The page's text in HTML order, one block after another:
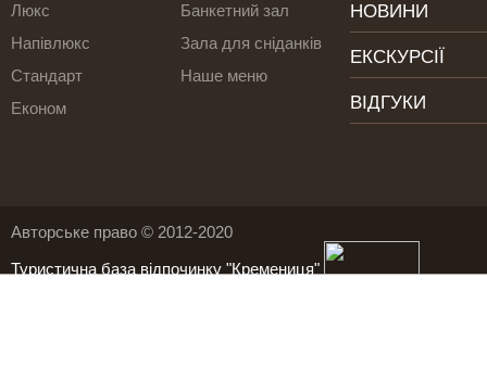
Люкс
Напівлюкс
Стандарт
Економ
Банкетний зал
Зала для сніданків
Наше меню
НОВИНИ
ЕКСКУРСІЇ
ВІДГУКИ
Авторське право © 2012-2020
Туристична база відпочинку "Кремениця"